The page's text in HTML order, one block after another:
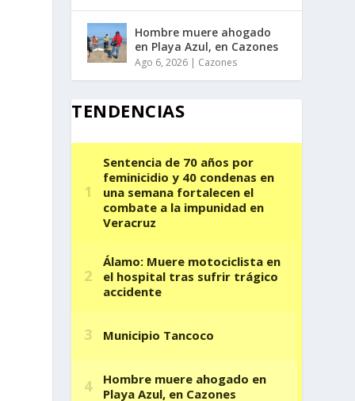
Hombre muere ahogado
en Playa Azul, en Cazones
Ago 6, 2026 | Cazones
TENDENCIAS